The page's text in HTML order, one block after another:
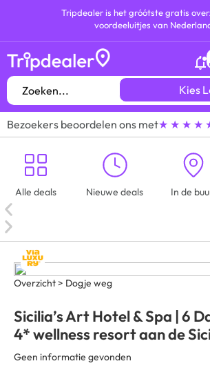
Tripdealer is het gróótste gratis
voordeeluitjes van
Kies
Bezoekers beoordelen ons met★ ★ ★ ★
Alle deals Nieuwe deals In de
Overzicht > Dogje weg
Sicilia’s Art Hotel & Spa | 6
4* wellness resort aan de
Geen informatie gevonden